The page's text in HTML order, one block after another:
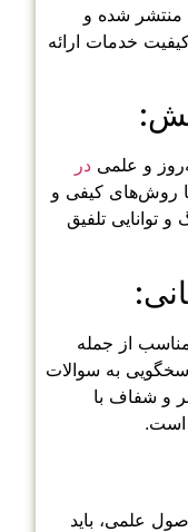
منتشر شده و
خدمات ارائه
و علمی در
با روش‌های کیفی و
تلفیق
از جمله
به سوالات
و شفاف با
است.
علمی، باید